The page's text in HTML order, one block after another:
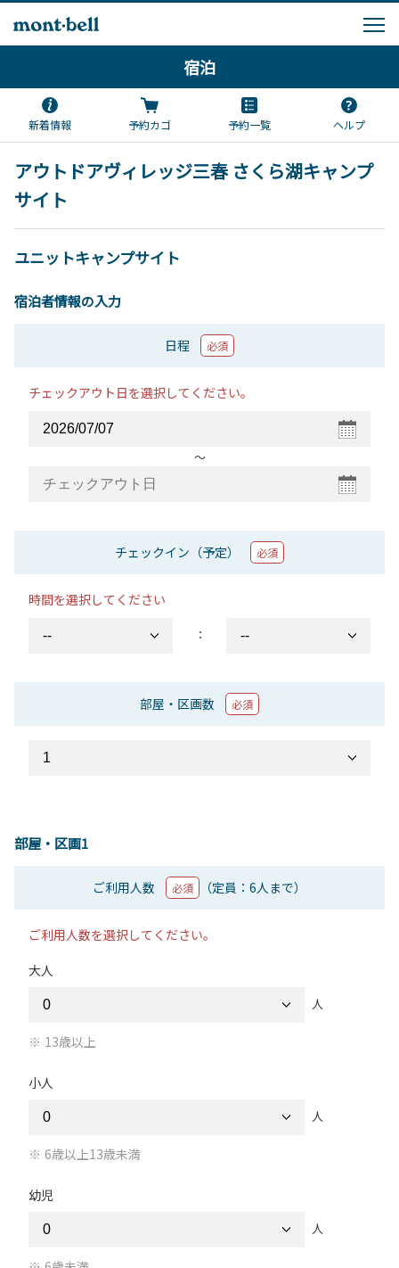
宿泊
新着情報 予約カゴ 予約一覧 ヘルプ
アウトドアヴィレッジ三春 さくら湖キャンプ
サイト
ユニットキャンプサイト
宿泊者情報の入力
日程 必須
チェックアウト日を選択してください。
〜
チェックイン（予定） 必須
時間を選択してください
：
部屋・区画数 必須
部屋・区画1
ご利用人数 必須 （定員：6人まで）
ご利用人数を選択してください。
大人
人
13歳以上
小人
人
6歳以上13歳未満
幼児
人